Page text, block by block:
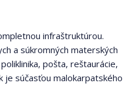
infraštruktúrou.
a súkromných materských
pošta, reštaurácie,
je súčasťou malokarpatského